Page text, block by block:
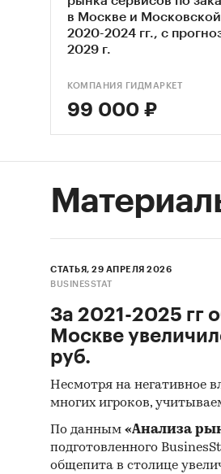
в Москве и
2020-2024 гг., с
2029 г.
КОМПАНИЯ ГИДМАРКЕТ
99 000 ₽
СТАТЬЯ, 29 АПРЕЛЯ 2026
BUSINESSTAT
За 2021-2025 гг
Москве
руб.
Несмотря на негативное
многих игроков,
По данным «Анализа
подготовленного
общепита в столице